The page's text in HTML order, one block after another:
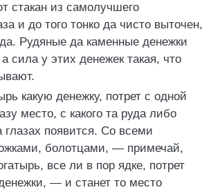
стакан из самолучшего
и до того тонко да чисто выточен,
Рудяные да каменные денежки
сила у этих денежек такая, что
какую денежку, потрет с одной
место, с какого та руда либо
глазах появится. Со всеми
болотцами, — примечай,
все ли в пор ядке, потрет
— и станет то место